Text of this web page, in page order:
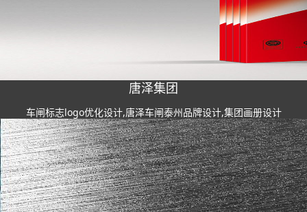
唐泽集团
车闸标志logo优化设计,唐泽车闸泰州品牌设计,集团画册设计